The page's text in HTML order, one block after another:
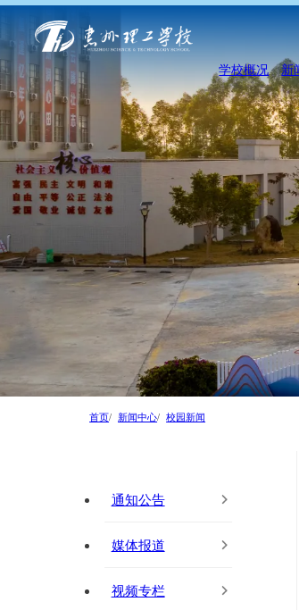
学校概况 新
首页 新闻中心 校园新闻
通知公告
媒体报道
视频专栏